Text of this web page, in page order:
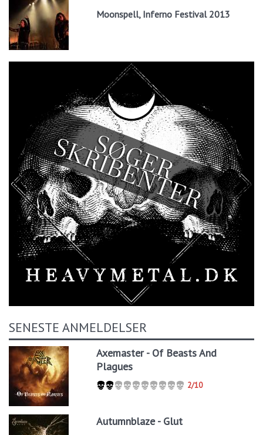
Moonspell, Inferno Festival 2013
SENESTE ANMELDELSER
Axemaster - Of Beasts And
Plagues
2/10
Autumnblaze - Glut